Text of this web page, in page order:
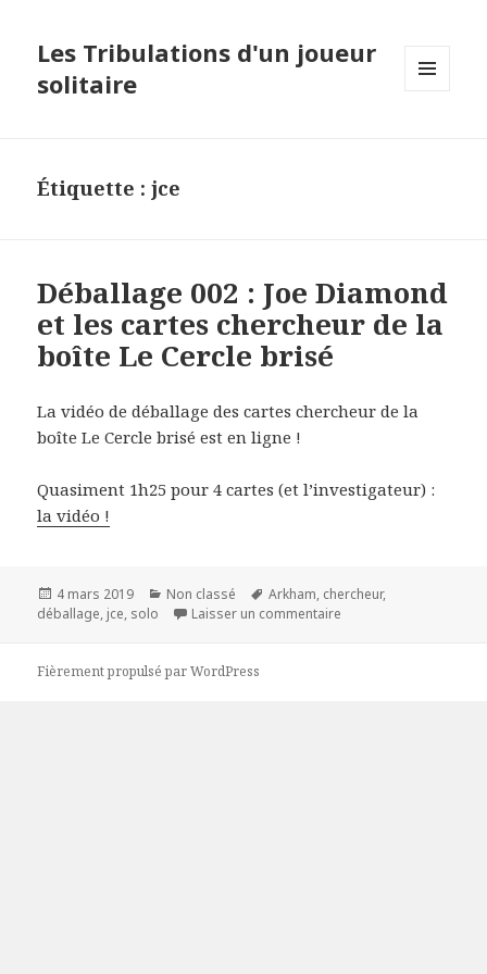
Les Tribulations d'un joueur
solitaire
Étiquette :jce
Déballage 002 : Joe Diamond
et les cartes chercheur de la
boîte Le Cercle brisé
La vidéo de déballage des cartes chercheur de la
boîte Le Cercle brisé est en ligne !
Quasiment 1h25 pour 4 cartes (et l’investigateur) :
la vidéo !
Publié
le
4 mars 2019 Catégories
Non classé
Mots-
clés
Arkham, chercheur,
déballage, jce, solo Laisser un commentaire
Fièrement propulsé par WordPress